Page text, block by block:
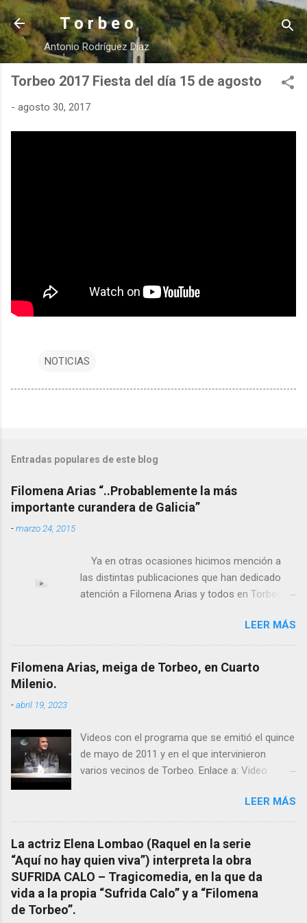
Ir al contenido principal
T o r b e o
Antonio Rodríguez Díaz
Torbeo 2017 Fiesta del día 15 de agosto
- agosto 30, 2017
NOTICIAS
Entradas populares de este blog
Filomena Arias “..Probablemente la más
importante curandera de Galicia”
-marzo 24, 2015
Ya en otras ocasiones hicimos mención a
las distintas publicaciones que han dedicado
atención a Filomena Arias y todos en Torbeo
el pasado siglo tuvo esta “curandeira” por sus
“obras y milagros”, pero también como
excelente difusora del nombre de nuestro
pueblo, no en vano es reconocida por muchos
mención a ANTON PATIÑO REGUEIRA (ya
fallecido) cuyo empeño por estudiar y dar a
conocer a esta “sabia” y por ende a Torbeo no
También reproducimos integro el articulo que
en el año 2000 publico Ángel Arnaiz recogiendo
información de primera mano que le
suministraron David (nieto de Filomena) y
algunos vecinos mas del pueblo.
Dejamos para otro momento la ...
LEER MÁS
Filomena Arias, meiga de Torbeo, en Cuarto
Milenio.
-abril 19, 2023
Videos con el programa que se emitió el quince
de mayo de 2011 y en el que intervinieron
varios vecinos de Torbeo. Enlace a: Video
completo emitido en CUARTO MILENIO En
Facebook otra copia con mejor resolución:
Facebook CUARTO MILENIO - Filomena Arias.
LEER MÁS
La actriz Elena Lombao (Raquel en la serie
“Aquí no hay quien viva”) interpreta la obra
SUFRIDA CALO – Tragicomedia, en la que da
vida a la propia “Sufrida Calo” y a “Filomena
de Torbeo”.